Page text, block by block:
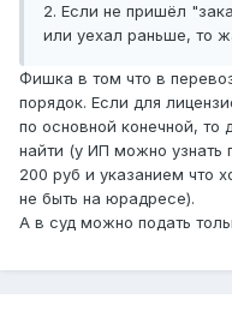
2. Если не пришёл
или уехал раньше, то
Фишка в том что в
порядок. Если для
по основной конечной, то
найти (у ИП можно узнать
200 руб и указанием что
не быть на юрадресе).
А в суд можно подать